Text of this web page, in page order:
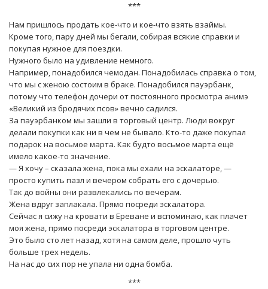
***
Нам пришлось продать кое-что и кое-что взять взаймы.
Кроме того, пару дней мы бегали, собирая всякие справки и
покупая нужное для поездки.
Нужного было на удивление немного.
Например, понадобился чемодан. Понадобилась справка о том,
что мы с женою состоим в браке. Понадобился пауэрбанк,
потому что телефон дочери от постоянного просмотра анимэ
«Великий из бродячих псов» вечно садился.
За пауэрбанком мы зашли в торговый центр. Люди вокруг
делали покупки как ни в чем не бывало. Кто-то даже покупал
подарок на восьмое марта. Как будто восьмое марта ещё
имело какое-то значение.
— Я хочу – сказала жена, пока мы ехали на эскалаторе, —
просто купить пазл и вечером собрать его с дочерью.
Так до войны они развлекались по вечерам.
Жена вдруг заплакала. Прямо посреди эскалатора.
Сейчас я сижу на кровати в Ереване и вспоминаю, как плачет
моя жена, прямо посреди эскалатора в торговом центре.
Это было сто лет назад, хотя на самом деле, прошло чуть
больше трех недель.
На нас до сих пор не упала ни одна бомба.
***